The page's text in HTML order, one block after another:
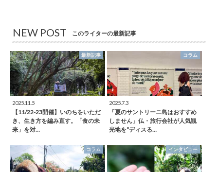
NEW POST このライターの最新記事
最新記事
2025.11.5
【11/22-23開催】いのちをいただ
き、生き方を編み直す。「食の未
来」を対…
コラム
2025.7.3
「夏のサントリーニ島はおすすめ
しません」仏・旅行会社が人気観
光地を“ディスる…
コラム インタビュー